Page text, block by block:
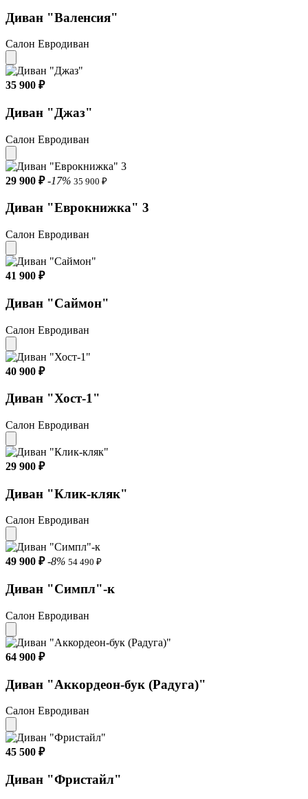
Диван "Валенсия"
Салон Евродиван
35 900 ₽
Диван "Джаз"
Салон Евродиван
29 900 ₽ -17% 35 900 ₽
Диван "Еврокнижка" 3
Салон Евродиван
41 900 ₽
Диван "Саймон"
Салон Евродиван
40 900 ₽
Диван "Хост-1"
Салон Евродиван
29 900 ₽
Диван "Клик-кляк"
Салон Евродиван
49 900 ₽ -8% 54 490 ₽
Диван "Симпл"-к
Салон Евродиван
64 900 ₽
Диван "Аккордеон-бук (Радуга)"
Салон Евродиван
45 500 ₽
Диван "Фристайл"